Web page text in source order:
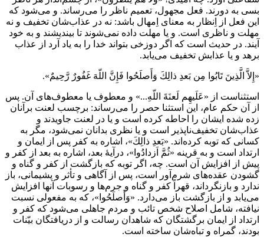
بسى به دورند. فعل مجهول، تعميم ناظر را مى‌رساند. و مى‌شود كه
اين فعل از اِنظار به معناى اِمهال باشد: نه در عذاب‌شان تخفيف و نه
مهلت و ناظرى است. و يا مهلت داده نمى‌شوند تا بينديشند و به خود
آيند. در حديث است كه اگر دوزخى بتواند خدا را به ياد آرد از عذاب
برهد و يا عذابش تخفيف مى‌يابد.
«إِلاَّ الَّذِينَ تَابُوا مِن بَعدِ ذالِكَ وَأَصلَحُوا فَإِنَّ اللّهَ غَفُورٌ رَّحِيمٌ».
استثناست از «عَلَيهِم لَعنَةَ اللّهِ...» و معطوف يا معطوف‌هاى آن. پس
از آن حكم عام، اين استثنا حصر را مى‌رساند: برچسب لعنت برآنان
زده شده ايشان را احاطه كرده است و يا در لعنت جاويدند و
عذاب‌شان تخفيف‌ناپذير است و يا نظرى بدانان نمى‌شود، مگر به
كسانى كه توبه كرده‌اند. «بَعدِ ذالِكَ»، اشاره به كفر پس از ايمان و
ارتداد است و به قرينه «ثُمَّ اَزدادُوا»، درآيۀ بعد، اشاره به بعد از كفر و
پيش از افزايش آن است. چه، اگر توبه كه بازگشت از كفر و گناه و
گشودن عقده‌هاى شرم‌آور است، پس از آگاهى و تأثر و پشيمانى، باز
ندارد و بازنگرداند، قهراً كفر و گناه و جرم‌ها و رسوبات آنها افزايش
مى‌يابد و از بازگشت باز مى‌دارد. «وَأَصلَحُوا»، كه به مفعولى نسبت
نيافته، شامل اصلاح شخص تائب و مردم جاهلى مى‌شود كه كفر و
ارتداد از ايمان برگشتگان كه شاهدان رسالت و از دريافتگان بيّنات
بودند، گمراه و تباه‌شان ساخته است.